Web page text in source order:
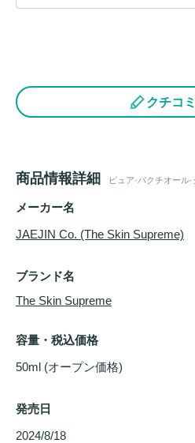
クチコ
商品情報詳細 ピュア·バクチオール
メーカー名
JAEJIN Co. (The Skin Supreme)
ブランド名
The Skin Supreme
容量・税込価格
50ml (オープン価格)
発売日
2024/8/18